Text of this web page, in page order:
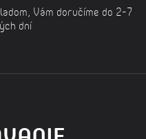
Vám doručíme do 2-7
dní